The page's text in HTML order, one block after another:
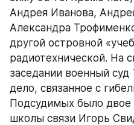
Андрея Иванова,
Александра
другой островной
радиотехнической. На
заседании военный
дело, связанное с
Подсудимых было
школы связи Игорь